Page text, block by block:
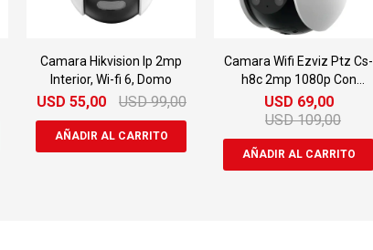
Camara Hikvision Ip 2mp
Interior, Wi-fi 6, Domo
USD 55,00 USD 99,00
Camara Wifi Ezviz Ptz Cs-
h8c 2mp 1080p Con
Seguimiento
USD 69,00
USD 109,00